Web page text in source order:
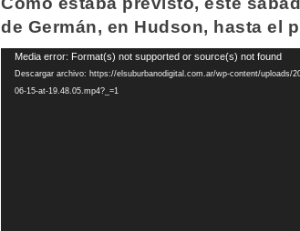
de Germán, en Hudson, hasta el
Reproductor
vídeo
Media error: Format(s) not supported or source(s) not found
Descargar archivo: https://elsuburbanodigital.com.ar/wp-content/uploads/
06-15-at-19.48.05.mp4?_=1